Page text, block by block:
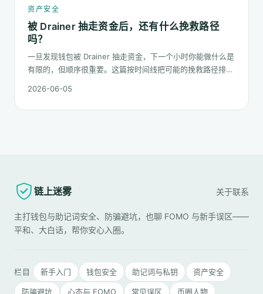
资产安全
被 Drainer 抽走资金后，还有什么挽救路径
吗？
一旦发现钱包被 Drainer 抽走资金，下一个小时你能做什么是
有限的，但顺序很重要。这篇按时间线把可能的挽救路径排一
2026-06-05
链上迷雾 关于联系
主打钱包与助记词安全、防骗避坑，也聊 FOMO 与新手误区——
平和、大白话，帮你安心入圈。
栏目 新手入门 钱包安全 助记词与私钥 资产安全
防骗避坑 心态与 FOMO 常见误区 币圈人物